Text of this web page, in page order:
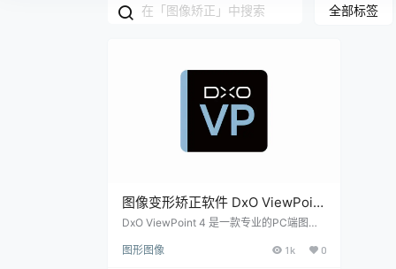
全部标签
图像变形矫正软件 DxO ViewPoint
Win5.80.591 /
·R1619】
DxO ViewPoint 4 是一款专业的PC端图像
计师和摄影师能够高效地修正扭曲的图像，
图形图像 1k 0